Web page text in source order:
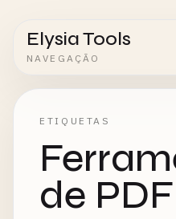
Elysia Tools
NAVEGAÇÃO
ETIQUETAS
de